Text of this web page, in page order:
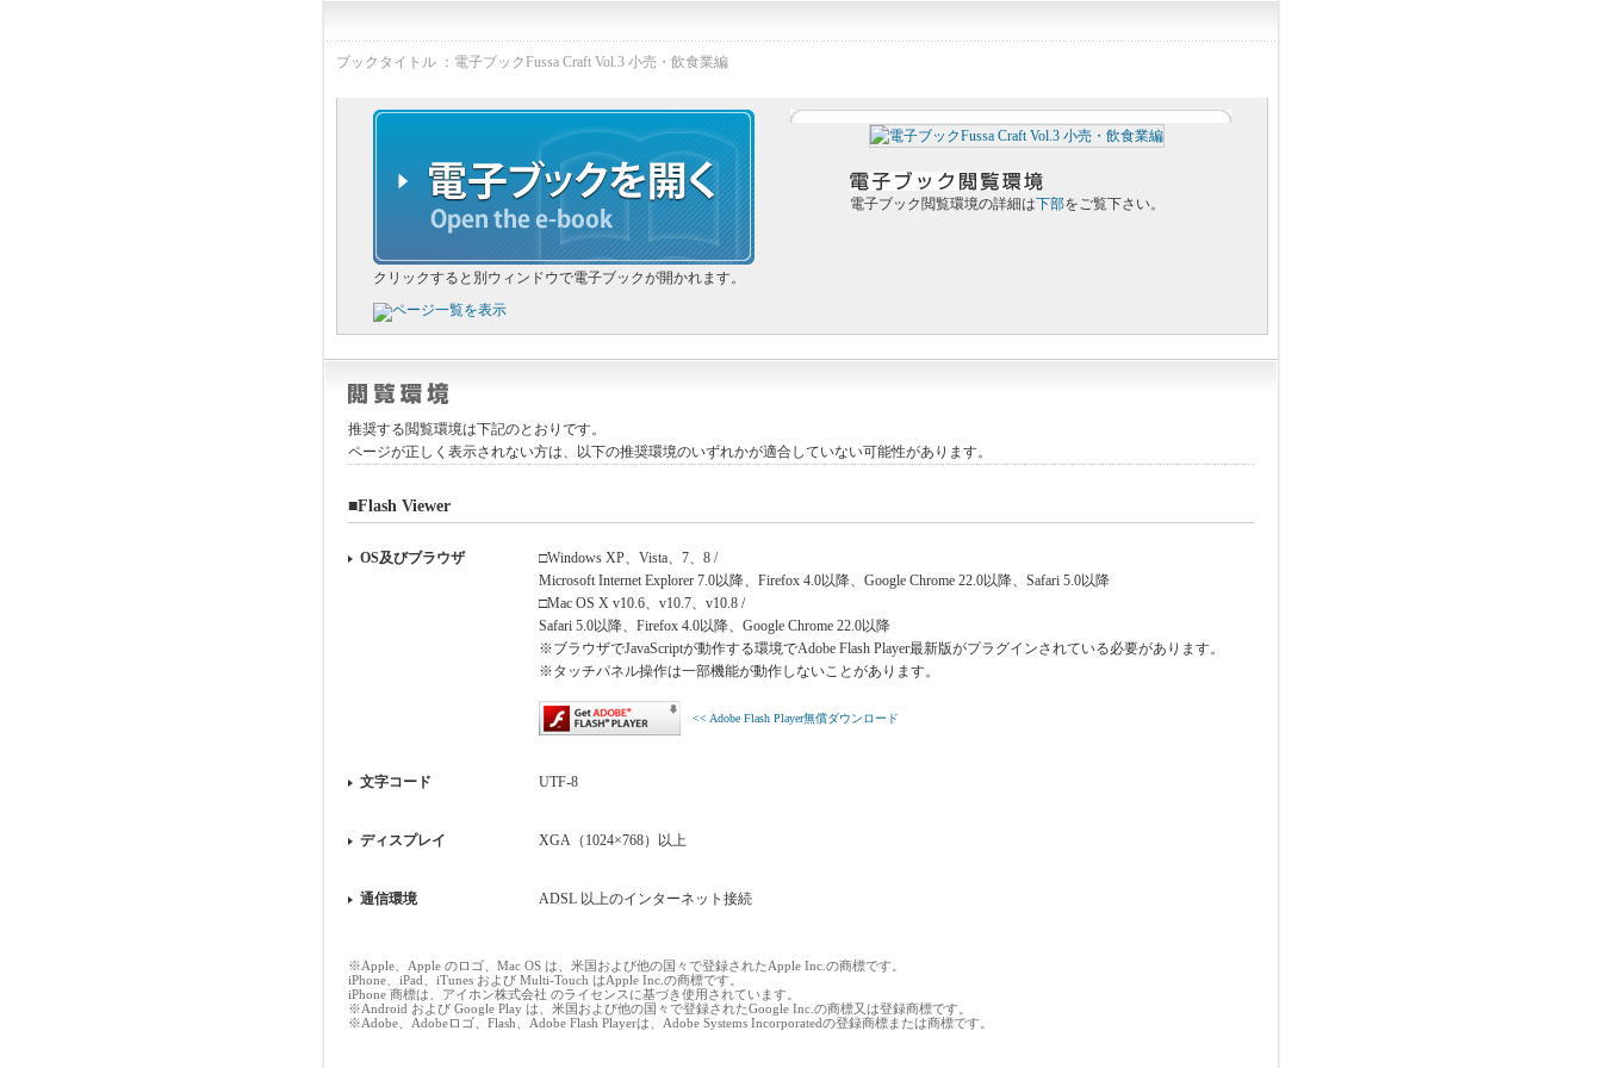
ブックタイトル ：電子ブックFussa Craft Vol.3 小売・飲食業編
クリックすると別ウィンドウで電子ブックが開かれます。
電子ブック閲覧環境の詳細は下部をご覧下さい。
推奨する閲覧環境は下記のとおりです。
ページが正しく表示されない方は、以下の推奨環境のいずれかが適合していない可能性があります。
■Flash Viewer
OS及びブラウザ
□Windows XP、Vista、7、8 /
Microsoft Internet Explorer 7.0以降、Firefox 4.0以降、Google Chrome 22.0以降、Safari 5.0以降
□Mac OS X v10.6、v10.7、v10.8 /
Safari 5.0以降、Firefox 4.0以降、Google Chrome 22.0以降
※ブラウザでJavaScriptが動作する環境でAdobe Flash Player最新版がプラグインされている必要があります。
※タッチパネル操作は一部機能が動作しないことがあります。
<< Adobe Flash Player無償ダウンロード
文字コード UTF-8
ディスプレイ XGA（1024×768）以上
通信環境 ADSL 以上のインターネット接続
※Apple、Apple のロゴ、Mac OS は、米国および他の国々で登録されたApple Inc.の商標です。
iPhone、iPad、iTunes および Multi-Touch はApple Inc.の商標です。
iPhone 商標は、アイホン株式会社 のライセンスに基づき使用されています。
※Android および Google Play は、米国および他の国々で登録されたGoogle Inc.の商標又は登録商標です。
※Adobe、Adobeロゴ、Flash、Adobe Flash Playerは、Adobe Systems Incorporatedの登録商標または商標です。